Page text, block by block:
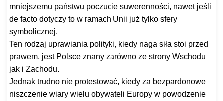
mniejszemu państwu poczucie suwerenności, nawet jeśli
de facto dotyczy to w ramach Unii już tylko sfery
symbolicznej.
Ten rodzaj uprawiania polityki, kiedy naga siła stoi przed
prawem, jest Polsce znany zarówno ze strony Wschodu
jak i Zachodu.
Jednak trudno nie protestować, kiedy za bezpardonowe
niszczenie wiary wielu obywateli Europy w powodzenie